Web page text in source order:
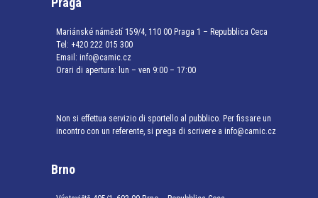
Mariánské náměstí 159/4, 110 00 Praga 1 – Repubblica Ceca
Tel: +420 222 015 300
Email: info@camic.cz
Orari di apertura: lun – ven 9:00 – 17:00
Non si effettua servizio di sportello al pubblico. Per fissare un
incontro con un referente, si prega di scrivere a info@camic.cz
Brno